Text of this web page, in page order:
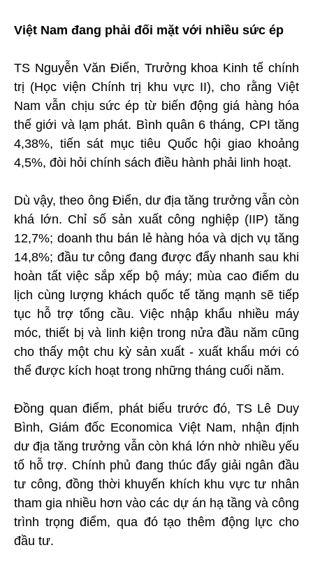
Việt Nam đang phải đối mặt với nhiều sức ép
TS Nguyễn Văn Điển, Trưởng khoa Kinh tế chính
trị (Học viện Chính trị khu vực II), cho rằng Việt
Nam vẫn chịu sức ép từ biến động giá hàng hóa
thế giới và lạm phát. Bình quân 6 tháng, CPI tăng
4,38%, tiến sát mục tiêu Quốc hội giao khoảng
4,5%, đòi hỏi chính sách điều hành phải linh hoạt.
Dù vậy, theo ông Điển, dư địa tăng trưởng vẫn còn
khá lớn. Chỉ số sản xuất công nghiệp (IIP) tăng
12,7%; doanh thu bán lẻ hàng hóa và dịch vụ tăng
14,8%; đầu tư công đang được đẩy nhanh sau khi
hoàn tất việc sắp xếp bộ máy; mùa cao điểm du
lịch cùng lượng khách quốc tế tăng mạnh sẽ tiếp
tục hỗ trợ tổng cầu. Việc nhập khẩu nhiều máy
móc, thiết bị và linh kiện trong nửa đầu năm cũng
cho thấy một chu kỳ sản xuất - xuất khẩu mới có
thể được kích hoạt trong những tháng cuối năm.
Đồng quan điểm, phát biểu trước đó, TS Lê Duy
Bình, Giám đốc Economica Việt Nam, nhận định
dư địa tăng trưởng vẫn còn khá lớn nhờ nhiều yếu
tố hỗ trợ. Chính phủ đang thúc đẩy giải ngân đầu
tư công, đồng thời khuyến khích khu vực tư nhân
tham gia nhiều hơn vào các dự án hạ tầng và công
trình trọng điểm, qua đó tạo thêm động lực cho
đầu tư.